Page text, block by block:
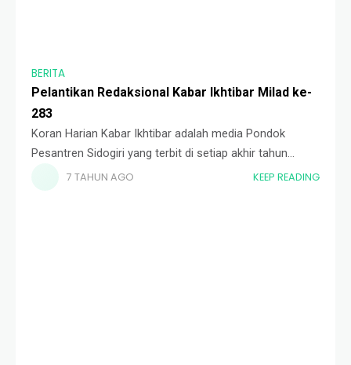
BERITA
Pelantikan Redaksional Kabar Ikhtibar Milad ke-
283
Koran Harian Kabar Ikhtibar adalah media Pondok
Pesantren Sidogiri yang terbit di setiap akhir tahun
ajaran. Koran ini terbit setiap hari selama delapan hari
7 TAHUN AGO KEEP READING